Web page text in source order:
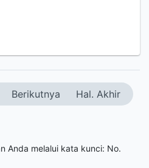
Berikutnya Hal. Akhir
Anda melalui kata kunci: No.